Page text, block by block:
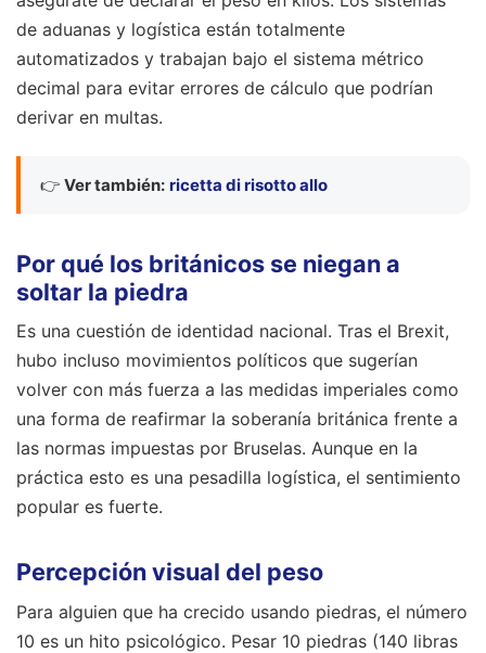
de aduanas y logística están totalmente
automatizados y trabajan bajo el sistema métrico
decimal para evitar errores de cálculo que podrían
derivar en multas.
👉 Ver también: ricetta di risotto allo
Por qué los británicos se niegan a
soltar la piedra
Es una cuestión de identidad nacional. Tras el Brexit,
hubo incluso movimientos políticos que sugerían
volver con más fuerza a las medidas imperiales como
una forma de reafirmar la soberanía británica frente a
las normas impuestas por Bruselas. Aunque en la
práctica esto es una pesadilla logística, el sentimiento
popular es fuerte.
Percepción visual del peso
Para alguien que ha crecido usando piedras, el número
10 es un hito psicológico. Pesar 10 piedras (140 libras